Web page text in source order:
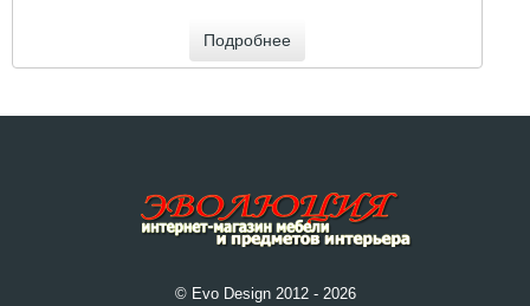
Подробнее
© Evo Design 2012 - 2026